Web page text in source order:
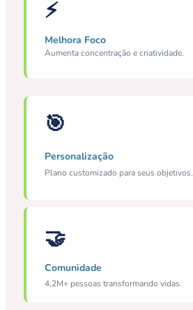
⚡
Melhora Foco
Aumenta concentração e criatividade.
🎯
Personalização
Plano customizado para seus objetivos.
🤝
Comunidade
4,2M+ pessoas transformando vidas.